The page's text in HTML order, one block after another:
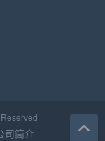
司简介